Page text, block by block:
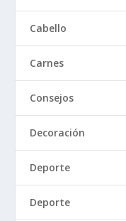
Cabello
Carnes
Consejos
Decoración
Deporte
Deporte